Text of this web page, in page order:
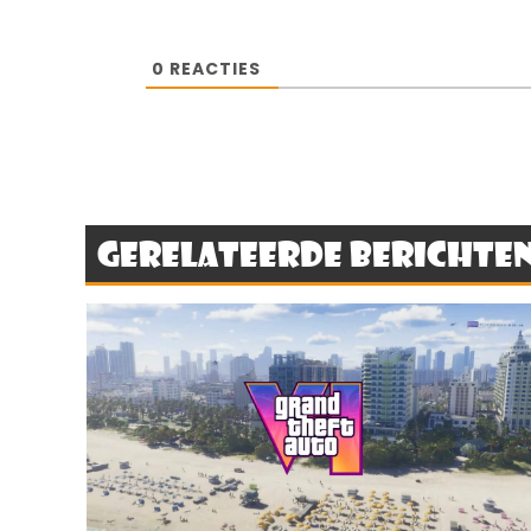
0 REACTIES
Gerelateerde